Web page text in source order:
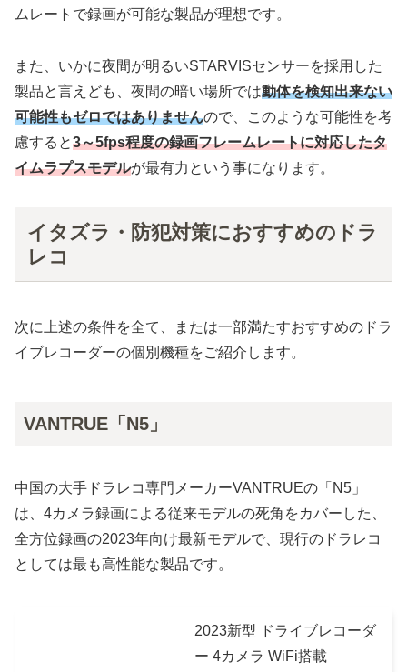
ムレートで録画が可能な製品が理想です。
また、いかに夜間が明るいSTARVISセンサーを採用した
製品と言えども、夜間の暗い場所では動体を検知出来ない
可能性もゼロではありませんので、このような可能性を考
慮すると3～5fps程度の録画フレームレートに対応したタ
イムラプスモデルが最有力という事になります。
イタズラ・防犯対策におすすめのドラ
レコ
次に上述の条件を全て、または一部満たすおすすめのドラ
イブレコーダーの個別機種をご紹介します。
VANTRUE「N5」
中国の大手ドラレコ専門メーカーVANTRUEの「N5」
は、4カメラ録画による従来モデルの死角をカバーした、
全方位録画の2023年向け最新モデルで、現行のドラレコ
としては最も高性能な製品です。
2023新型 ドライブレコーダ
ー 4カメラ WiFi搭載